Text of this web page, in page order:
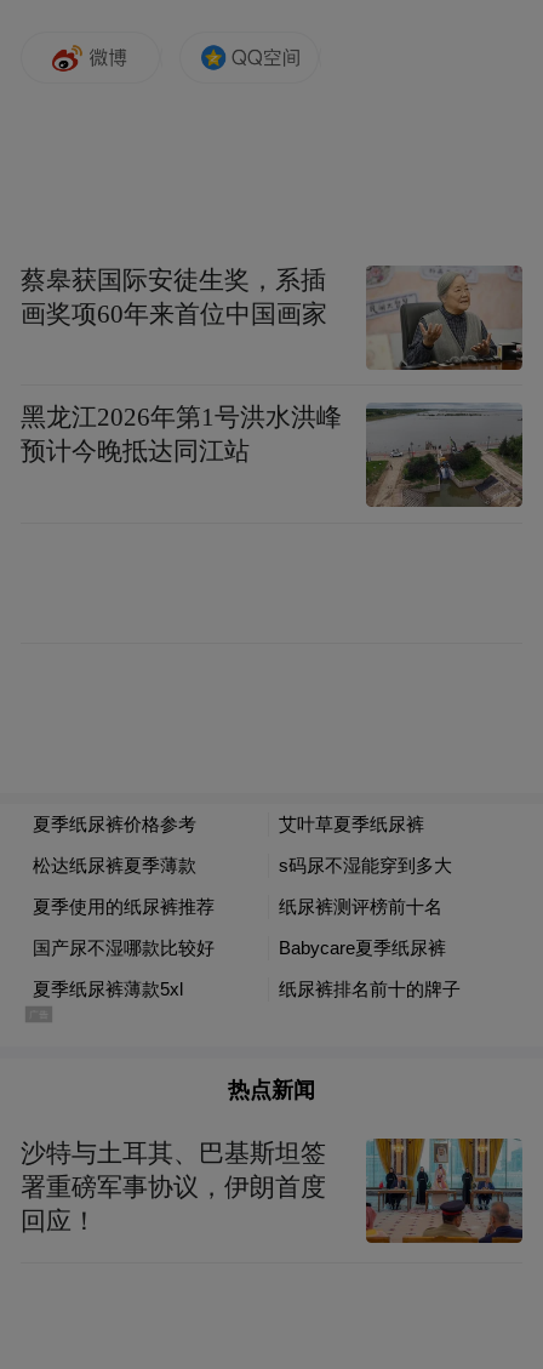
蔡皋获国际安徒生奖，系插
画奖项60年来首位中国画家
黑龙江2026年第1号洪水洪峰
预计今晚抵达同江站
热点新闻
沙特与土耳其、巴基斯坦签
署重磅军事协议，伊朗首度
回应！